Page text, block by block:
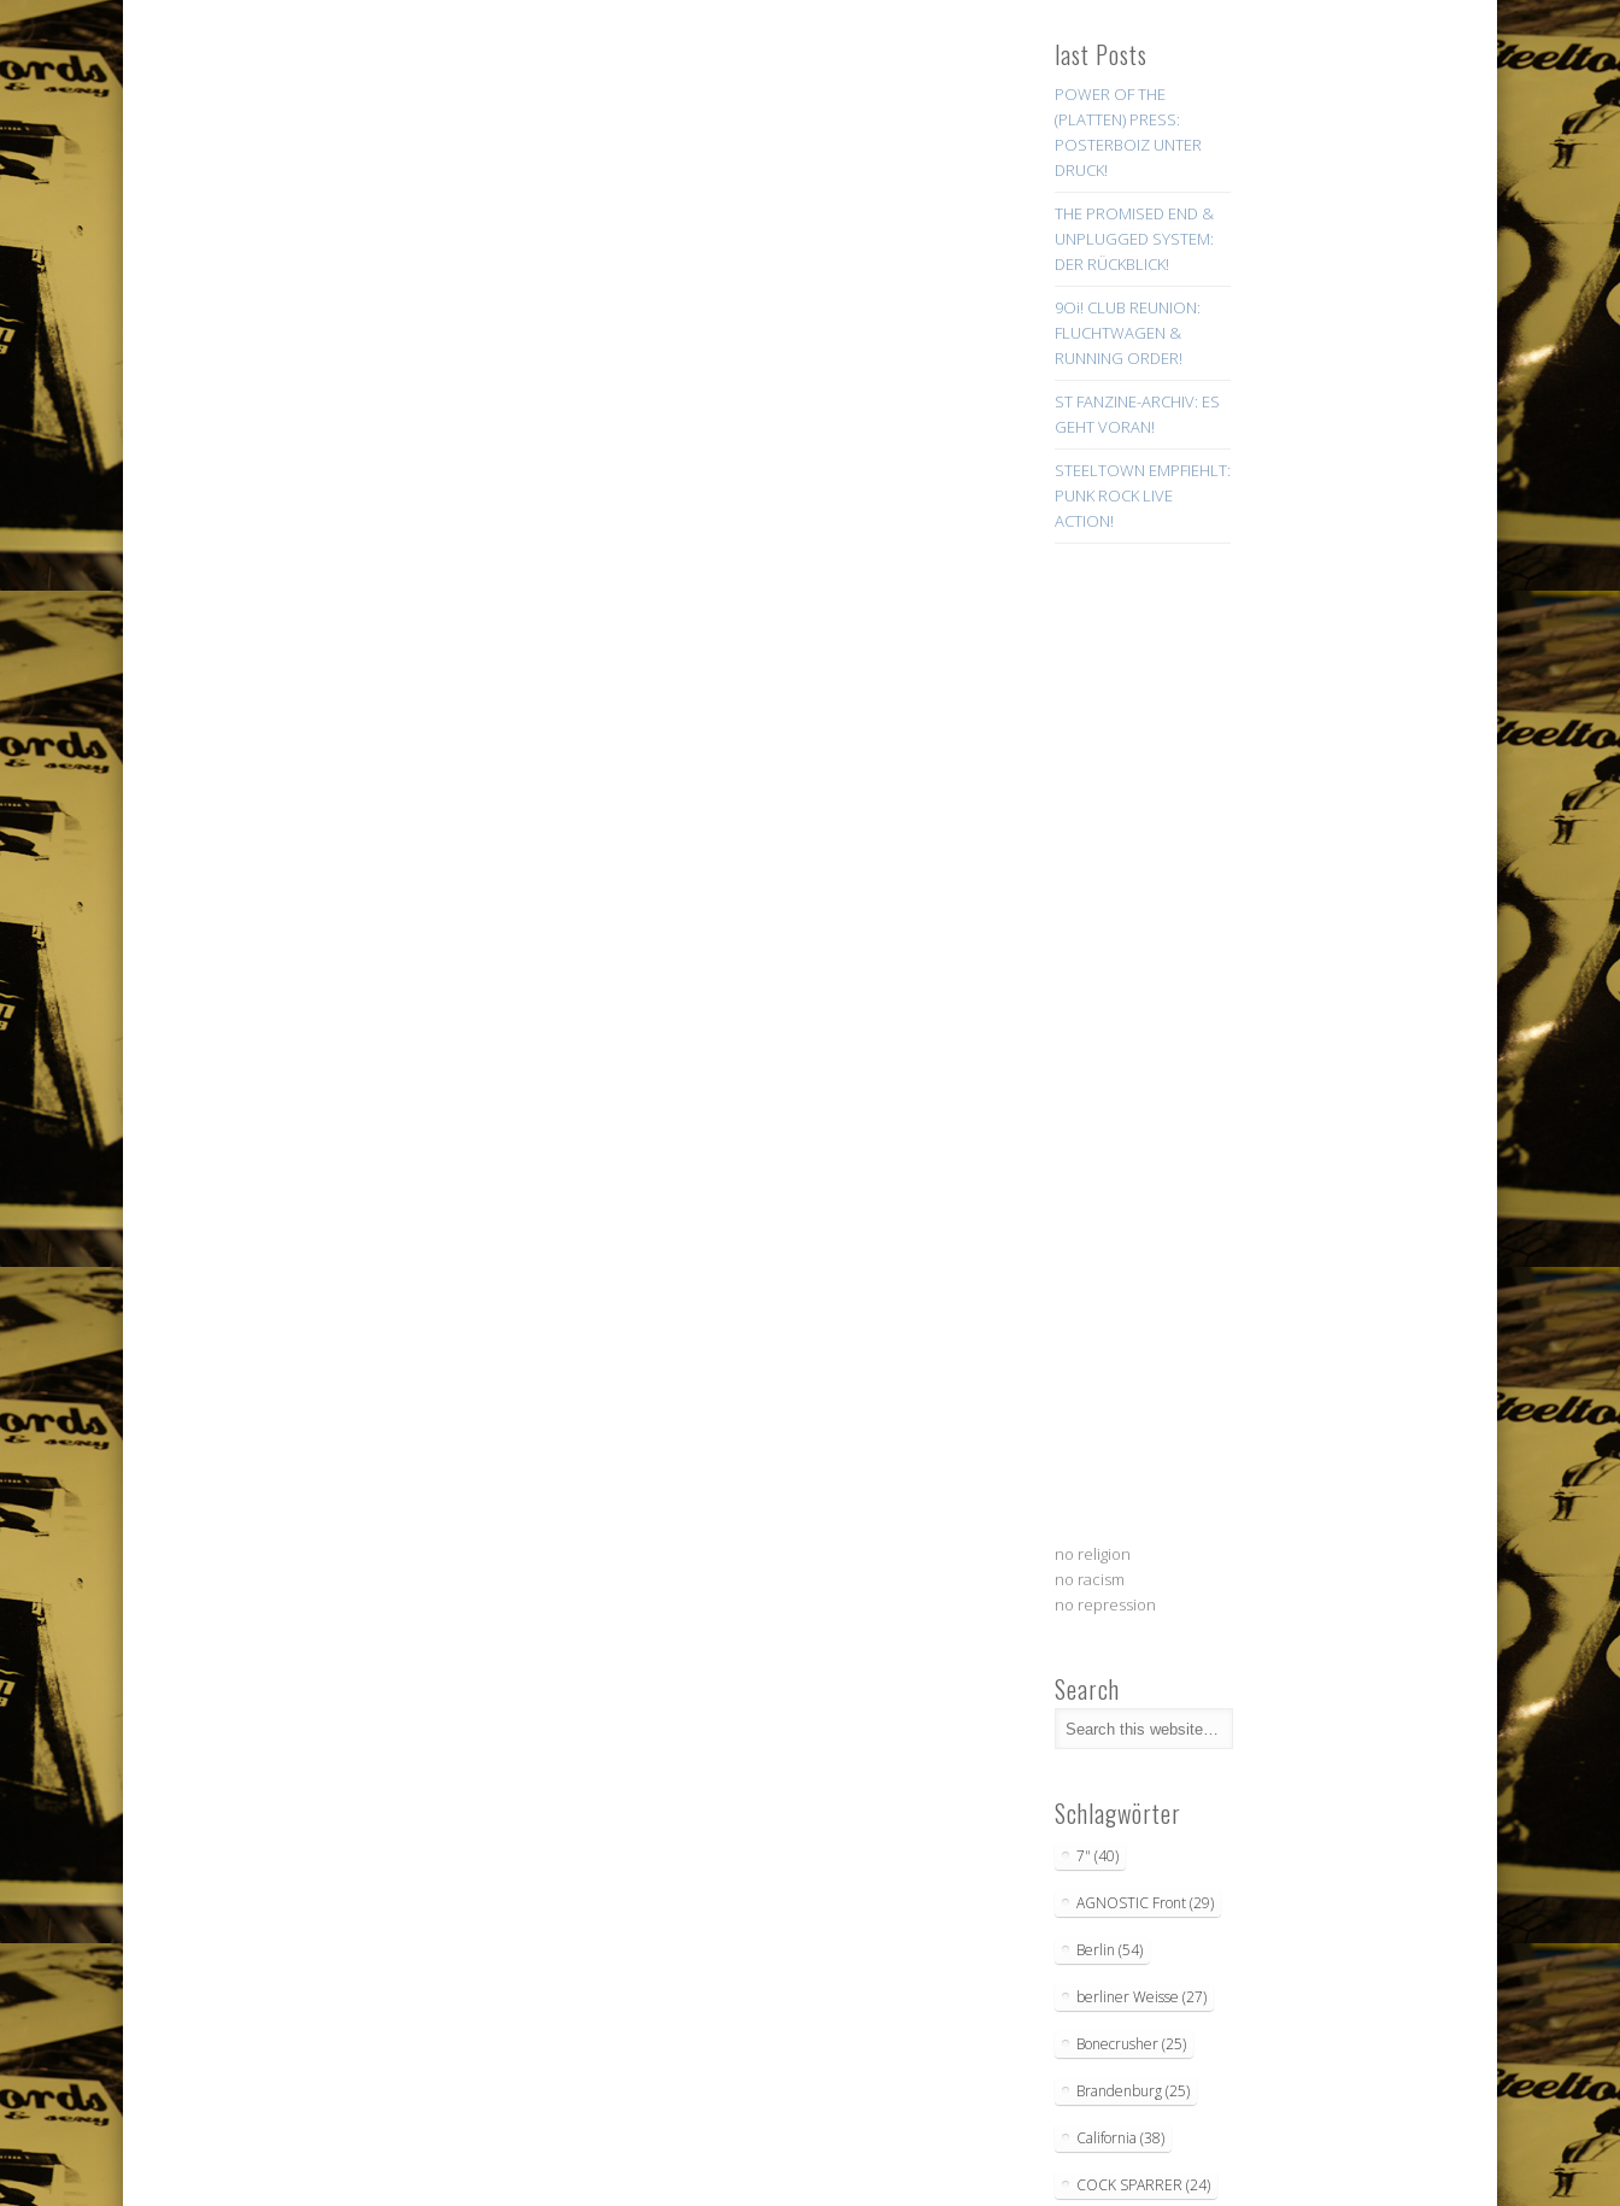
last Posts
POWER OF THE
(PLATTEN) PRESS:
POSTERBOIZ UNTER
DRUCK!
THE PROMISED END &
UNPLUGGED SYSTEM:
DER RÜCKBLICK!
9Oi! CLUB REUNION:
FLUCHTWAGEN &
RUNNING ORDER!
ST FANZINE-ARCHIV: ES
GEHT VORAN!
STEELTOWN EMPFIEHLT:
PUNK ROCK LIVE
ACTION!
no religion
no racism
no repression
Search
Schlagwörter
7" (40)
AGNOSTIC Front(29)
Berlin (54)
berliner Weisse (27)
Bonecrusher(25)
Brandenburg(25)
California (38)
COCK SPARRER (24)